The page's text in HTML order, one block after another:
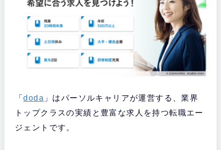
「doda 」はパーソルキャリアが運営する、業界
トップクラスの実績と豊富な求人を持つ転職エー
ジェントです。